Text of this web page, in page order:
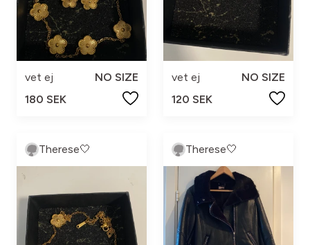
vet ej
NO SIZE
180 SEK
vet ej
NO SIZE
120 SEK
Therese🤍 Therese🤍